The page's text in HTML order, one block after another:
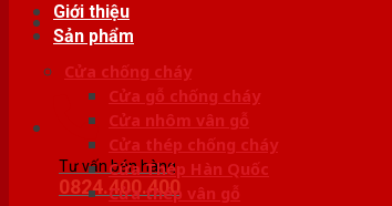
Tư vấn bán hàng
0824.400.400
Giới thiệu
Sản phẩm
Cửa chống cháy
Cửa gỗ chống cháy
Cửa nhôm vân gỗ
Cửa thép chống cháy
Cửa Thép Hàn Quốc
Cửa thép vân gỗ